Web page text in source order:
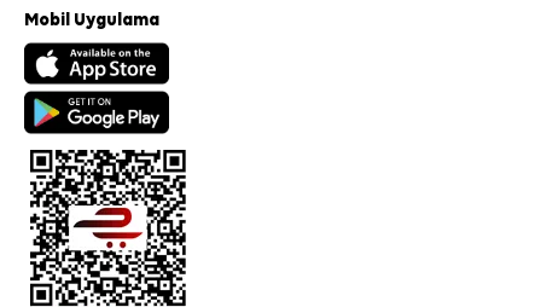
Mobil Uygulama